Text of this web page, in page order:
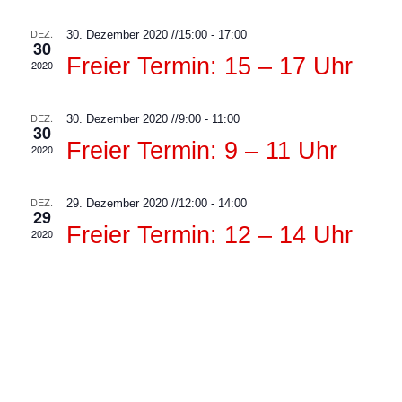
DEZ.
30
2020
30. Dezember 2020 //15:00- 17:00
Freier Termin: 15 – 17 Uhr
DEZ.
30
2020
30. Dezember 2020 //9:00- 11:00
Freier Termin: 9 – 11 Uhr
DEZ.
29
2020
29. Dezember 2020 //12:00- 14:00
Freier Termin: 12 – 14 Uhr